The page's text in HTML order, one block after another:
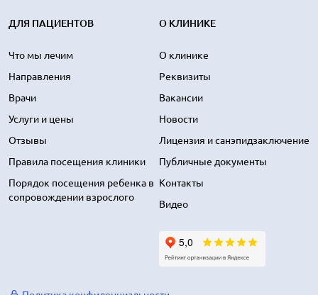
ДЛЯ ПАЦИЕНТОВ
Что мы лечим
Направления
Врачи
Услуги и цены
Отзывы
Правила посещения клиники
Порядок посещения ребенка в
сопровождении взрослого
О КЛИНИКЕ
О клинике
Реквизиты
Вакансии
Новости
Лицензия и санэпидзаключение
Публичные документы
Контакты
Видео